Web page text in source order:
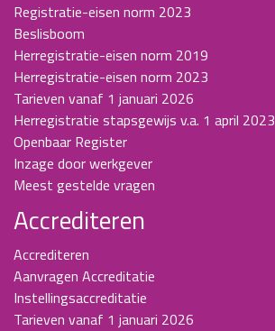
Registratie-eisen norm 2023
Beslisboom
Herregistratie-eisen norm 2019
Herregistratie-eisen norm 2023
Tarieven vanaf 1 januari 2026
Herregistratie stapsgewijs v.a. 1 april 2023
Openbaar Register
Inzage door werkgever
Meest gestelde vragen
Accrediteren
Accrediteren
Aanvragen Accreditatie
Instellingsaccreditatie
Tarieven vanaf 1 januari 2026